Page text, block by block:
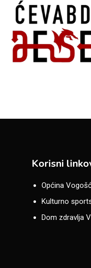
Korisni
Općina
Kulturno
Dom zdravlja